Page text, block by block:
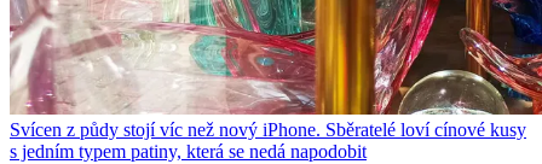
Svícen z půdy stojí víc než nový iPhone. Sběratelé loví cínové kusy
s jedním typem patiny, která se nedá napodobit